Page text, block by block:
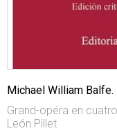
Michael William
Grand-opéra en
León Pillet